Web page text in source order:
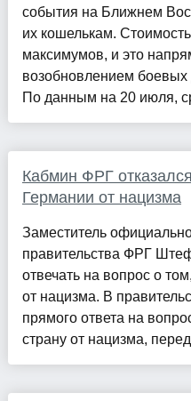
события на Ближнем
их кошелькам.
максимумов, и это
возобновлением
По данным на 20 июля,
Кабмин ФРГ
Германии от нацизма
Заместитель
правительства ФРГ
отвечать на вопрос о
от нацизма. В
прямого ответа на
страну от нацизма,